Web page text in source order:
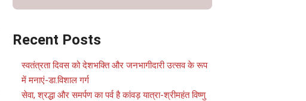
Recent Posts
स्वतंत्रता दिवस को देशभक्ति और जनभागीदारी उत्सव के रूप
में मनाएं-डा.विशाल गर्ग
सेवा, श्रद्धा और समर्पण का पर्व है कांवड़ यात्रा-श्रीमहंत विष्णु